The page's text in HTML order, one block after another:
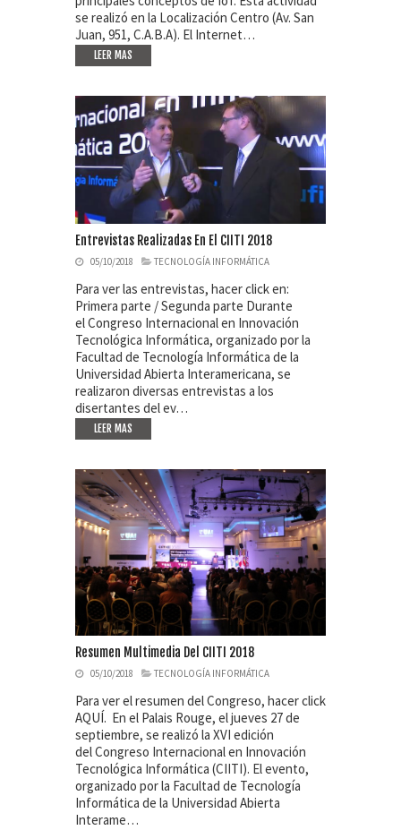
se realizó en la Localización Centro (Av. San
Juan, 951, C.A.B.A). El Internet…
LEER MAS
Entrevistas Realizadas En El CIITI 2018
05/10/2018 TECNOLOGÍA INFORMÁTICA
Para ver las entrevistas, hacer click en:
Primera parte / Segunda parte Durante
el Congreso Internacional en Innovación
Tecnológica Informática, organizado por la
Facultad de Tecnología Informática de la
Universidad Abierta Interamericana, se
realizaron diversas entrevistas a los
disertantes del ev…
LEER MAS
Resumen Multimedia Del CIITI 2018
05/10/2018 TECNOLOGÍA INFORMÁTICA
Para ver el resumen del Congreso, hacer click
AQUÍ. En el Palais Rouge, el jueves 27 de
septiembre, se realizó la XVI edición
del Congreso Internacional en Innovación
Tecnológica Informática (CIITI). El evento,
organizado por la Facultad de Tecnología
Informática de la Universidad Abierta
Interame…